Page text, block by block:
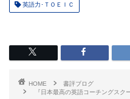
英語力･ＴＯＥＩＣ
HOME
書評ブログ
『日本最高の英語コーチングスク